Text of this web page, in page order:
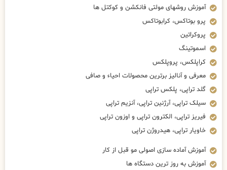
آموزش روشهای مولتی فانکشن و کوکتل ها
پرو بوتاکس، کرابوتاکس
پروکراتین
اسموتینگ
کراپلکس، پروپلکس
معرفی و آنالیز برترین محصولات احیاء و صافی
گلد تراپی، پلکس تراپی
سیلک تراپی، آرژنین تراپی، آنزیم تراپی
فیریز تراپی، الکترون تراپی و اوزون تراپی
خاویار تراپی، هیدروژن تراپی
آموزش آماده سازی اصولی مو قبل از کار
آموزش به روز ترین دستگاه ها